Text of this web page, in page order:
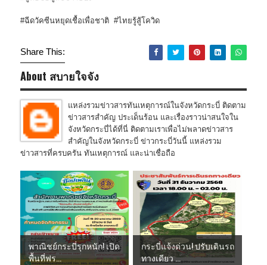
#ฉีดวัคซีนหยุดเชื้อเพื่อชาติ #ไทยรู้สู้โควิด
Share This:
About สบายใจจัง
แหล่งรวมข่าวสารทันเหตุการณ์ในจังหวัดกระบี่ ติดตาม
ข่าวสารสำคัญ ประเด็นร้อน และเรื่องราวน่าสนใจใน
จังหวัดกระบี่ได้ที่นี่ ติดตามเราเพื่อไม่พลาดข่าวสาร
สำคัญในจังหวัดกระบี่ ข่าวกระบี่วันนี้ แหล่งรวม
ข่าวสารที่ครบครัน ทันเหตุการณ์ และน่าเชื่อถือ
พาณิชย์กระบี่รุกหนัก! เปิด
พื้นที่ฟร...
กระบี่แจ้งด่วน! ปรับเดินรถ
ทางเดียว ...